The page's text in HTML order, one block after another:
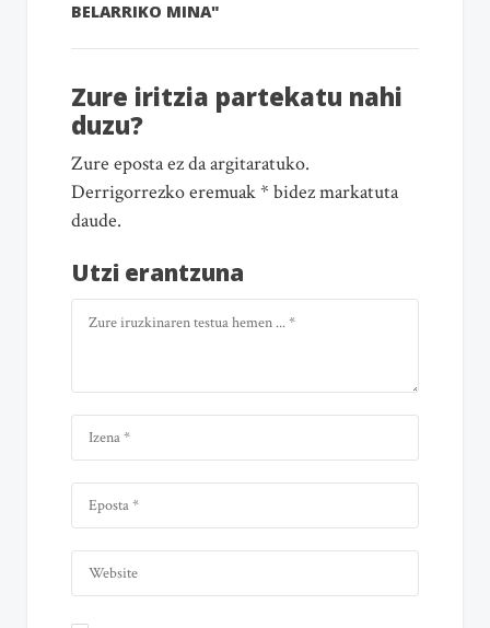
BELARRIKO MINA"
Zure iritzia partekatu nahi
duzu?
Zure eposta ez da argitaratuko.
Derrigorrezko eremuak * bidez markatuta
daude.
Utzi erantzuna